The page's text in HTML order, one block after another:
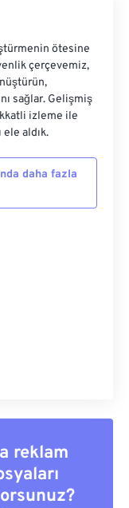
ötesine
çerçevemiz,
sağlar. Gelişmiş
izleme ile
aldık.
daha fazla
reklam